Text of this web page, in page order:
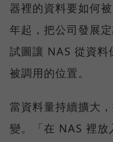
器裡的資料要如何
年起，把公司發展
試圖讓 NAS 從資料
被調用的位置。
當資料量持續擴大
變。「在 NAS 裡